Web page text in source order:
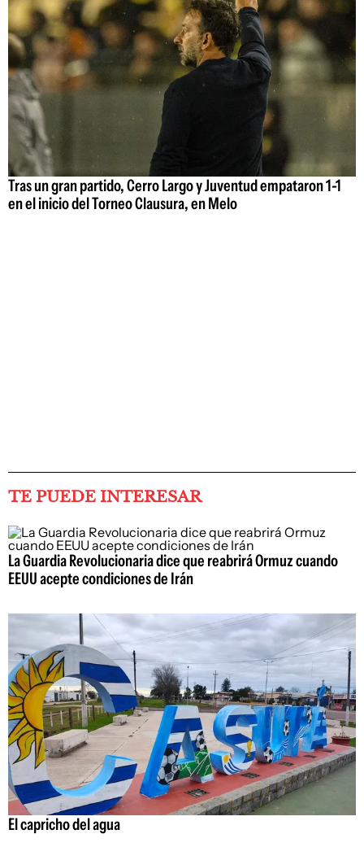
Tras un gran partido, Cerro Largo y Juventud empataron 1-1
en el inicio del Torneo Clausura, en Melo
TE PUEDE INTERESAR
La Guardia Revolucionaria dice que reabrirá Ormuz cuando
EEUU acepte condiciones de Irán
El capricho del agua